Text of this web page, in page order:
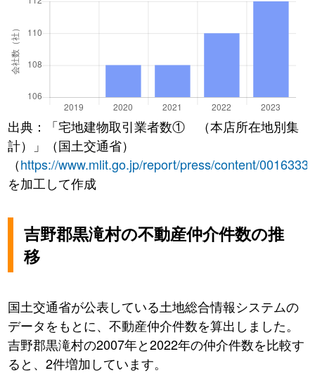
出典：「宅地建物取引業者数① （本店所在地別集
計）」（国土交通省）
（https://www.mlit.go.jp/report/press/content/
を加工して作成
吉野郡黒滝村の不動産仲介件数の推
移
国土交通省が公表している土地総合情報システムの
データをもとに、不動産仲介件数を算出しました。
吉野郡黒滝村の2007年と2022年の仲介件数を比較す
ると、2件増加しています。